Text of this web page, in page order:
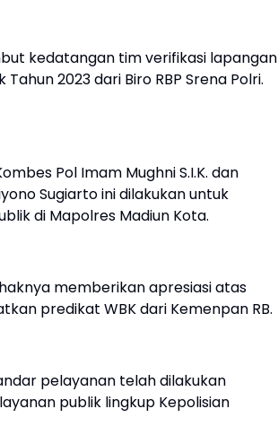
kedatangan tim verifikasi lapangan
2023 dari Biro RBP Srena Polri.
Pol Imam Mughni S.I.K. dan
Sugiarto ini dilakukan untuk
di Mapolres Madiun Kota.
memberikan apresiasi atas
predikat WBK dari Kemenpan RB.
pelayanan telah dilakukan
publik lingkup Kepolisian